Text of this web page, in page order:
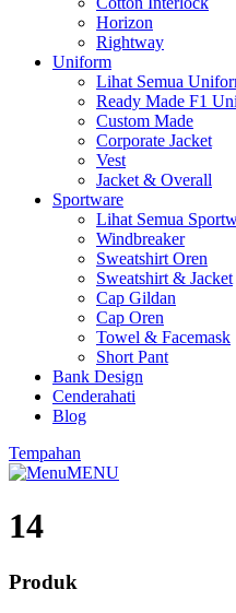
Horizon
Rightway
Uniform
Lihat Semua
Ready Made F1
Custom Made
Corporate Jacket
Vest
Jacket & Overall
Sportware
Lihat Semua
Windbreaker
Sweatshirt Oren
Sweatshirt & Jacket
Cap Gildan
Cap Oren
Towel & Facemask
Short Pant
Bank Design
Cenderahati
Blog
Tempahan
MENU
14
Produk